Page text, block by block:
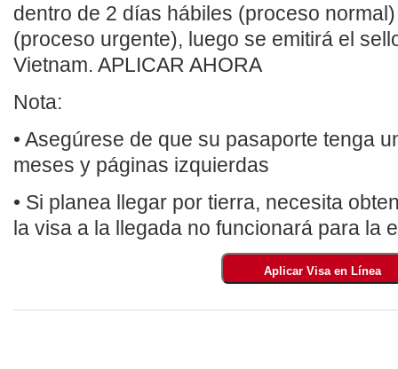
dentro de 2 días hábiles (proceso
(proceso urgente), luego se emitirá el
Vietnam. APLICAR AHORA
Nota:
• Asegúrese de que su pasaporte tenga
meses y páginas izquierdas
• Si planea llegar por tierra, necesita
la visa a la llegada no funcionará para la